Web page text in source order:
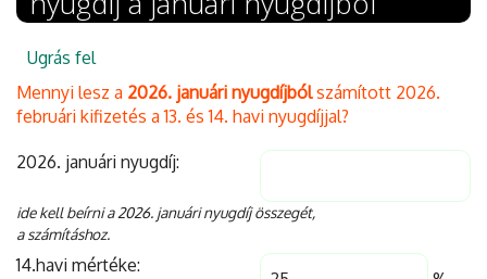
Ugrás fel
Mennyi lesz a 2026. januári nyugdíjbólszámított 2026.
februári kifizetés a 13. és 14. havi nyugdíjjal?
2026. januári nyugdíj:
ide kell beírni a 2026. januári nyugdíj összegét,
a számításhoz.
14.havi mértéke: